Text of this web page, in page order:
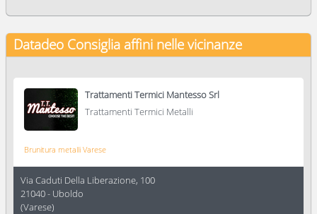
Datadeo Consiglia affini nelle vicinanze
Trattamenti Termici Mantesso Srl
Trattamenti Termici Metalli
Brunitura metalli Varese
Via Caduti Della Liberazione, 100
21040- Uboldo
(Varese)